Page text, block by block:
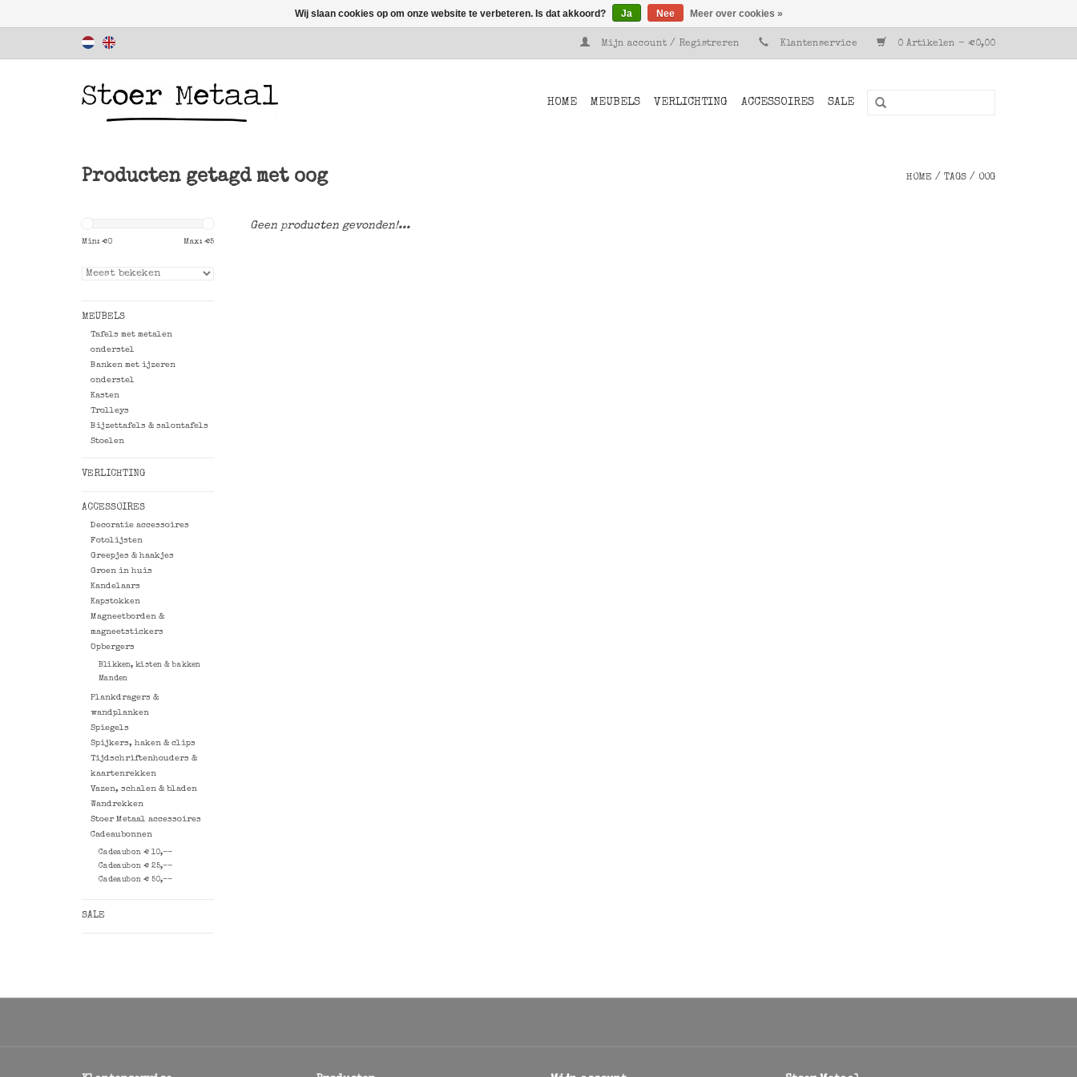
Mijn account / Registreren Klantenservice 0 Artikelen - €0,00
HOME MEUBELS VERLICHTING ACCESSOIRES SALE
Producten getagd met oog HOME / TAGS / OOG
Min: €0 Max: €5
MEUBELS
Tafels met metalen
onderstel
Banken met ijzeren
onderstel
Kasten
Trolleys
Bijzettafels & salontafels
Stoelen
VERLICHTING
ACCESSOIRES
Decoratie accessoires
Fotolijsten
Greepjes & haakjes
Groen in huis
Kandelaars
Kapstokken
Magneetborden &
magneetstickers
Opbergers
Blikken, kisten & bakken
Manden
Plankdragers &
wandplanken
Spiegels
Spijkers, haken & clips
Tijdschriftenhouders &
kaartenrekken
Vazen, schalen & bladen
Wandrekken
Stoer Metaal accessoires
Cadeaubonnen
Cadeaubon € 10,--
Cadeaubon € 25,--
Cadeaubon € 50,--
SALE
Geen producten gevonden!...
Wij slaan cookies op om onze website te verbeteren. Is dat akkoord? Ja Nee Meer over cookies »